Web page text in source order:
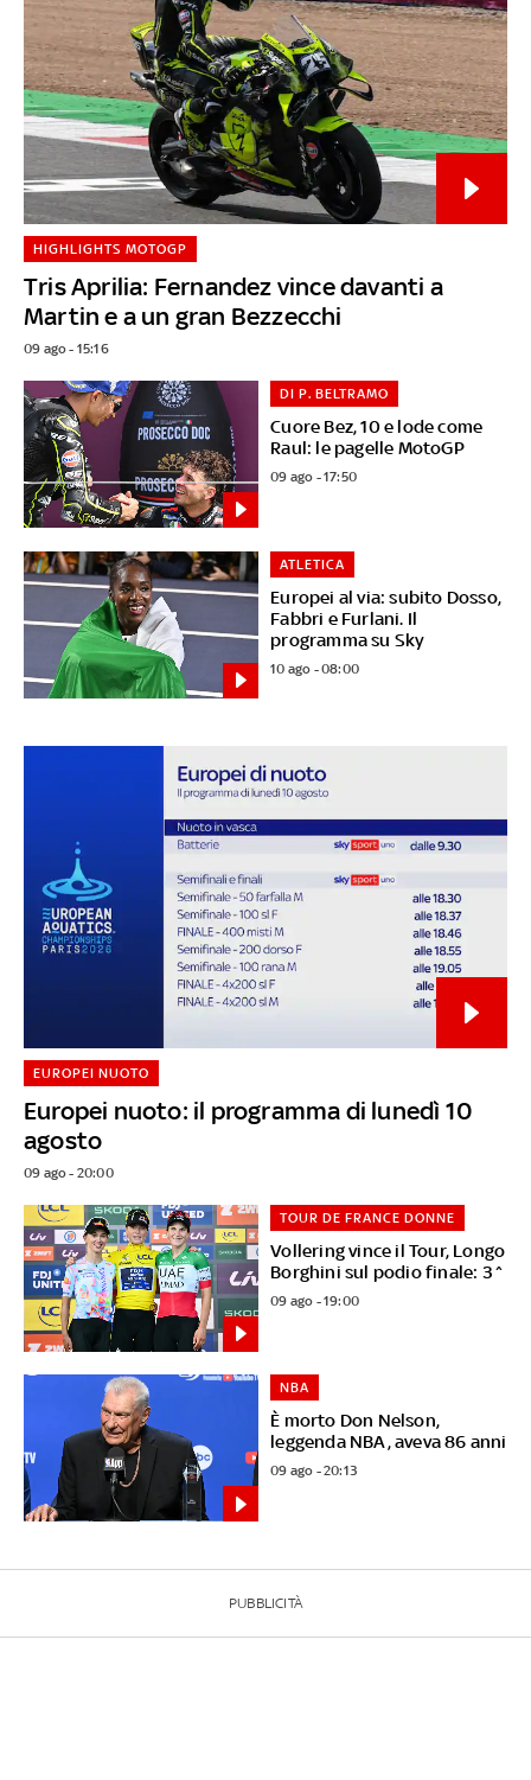
Tris Aprilia: Fernandez vince davanti a
Martin e a un gran Bezzecchi
HIGHLIGHTS MOTOGP
09 ago - 15:16
Cuore Bez, 10 e lode come
Raul: le pagelle MotoGP
DI P. BELTRAMO
09 ago - 17:50
Europei al via: subito Dosso,
Fabbri e Furlani. Il
programma su Sky
ATLETICA
10 ago - 08:00
Europei nuoto: il programma di lunedì 10
agosto
EUROPEI NUOTO
09 ago - 20:00
Vollering vince il Tour, Longo
Borghini sul podio finale: 3^
TOUR DE FRANCE DONNE
09 ago - 19:00
È morto Don Nelson,
leggenda NBA, aveva 86 anni
NBA
09 ago - 20:13
PUBBLICITÀ